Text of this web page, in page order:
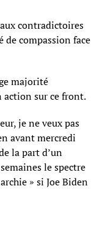
contradictoires
de compassion face
majorité
action sur ce front.
je ne veux pas
avant mercredi
la part d’un
le spectre
» si Joe Biden